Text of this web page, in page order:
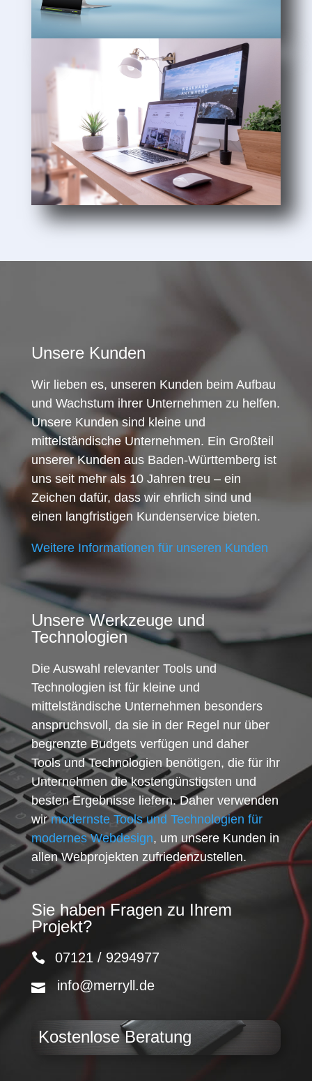
Unsere Kunden
Wir lieben es, unseren Kunden beim Aufbau
und Wachstum ihrer Unternehmen zu helfen.
Unsere Kunden sind kleine und
mittelständische Unternehmen. Ein Großteil
unserer Kunden aus Baden-Württemberg ist
uns seit mehr als 10 Jahren treu – ein
Zeichen dafür, dass wir ehrlich sind und
einen langfristigen Kundenservice bieten.
Weitere Informationen für unseren Kunden
Unsere Werkzeuge und
Technologien
Die Auswahl relevanter Tools und
Technologien ist für kleine und
mittelständische Unternehmen besonders
anspruchsvoll, da sie in der Regel nur über
begrenzte Budgets verfügen und daher
Tools und Technologien benötigen, die für ihr
Unternehmen die kostengünstigsten und
besten Ergebnisse liefern. Daher verwenden
wirmodernste Tools und Technologien für
modernes Webdesign, um unsere Kunden in
allen Webprojekten zufriedenzustellen.
Sie haben Fragen zu Ihrem
Projekt?
07121 / 9294977
info@merryll.de
Kostenlose Beratung